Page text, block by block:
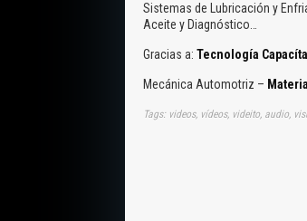
Sistemas de Lubricación y
Aceite y Diagnóstico…
Gracias a: Tecnología
Mecánica Automotriz –